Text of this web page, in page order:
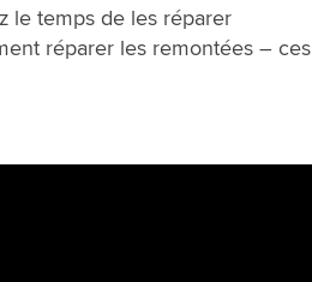
le temps de les réparer
réparer les remontées – ces